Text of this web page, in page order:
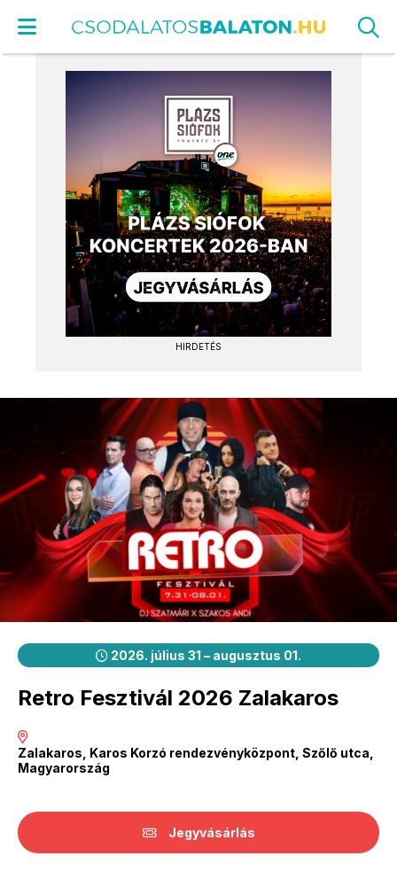
HIRDETÉS
2026. július 31 – augusztus 01.
Retro Fesztivál 2026 Zalakaros
Zalakaros, Karos Korzó rendezvényközpont, Szőlő utca,
Magyarország
Jegyvásárlás